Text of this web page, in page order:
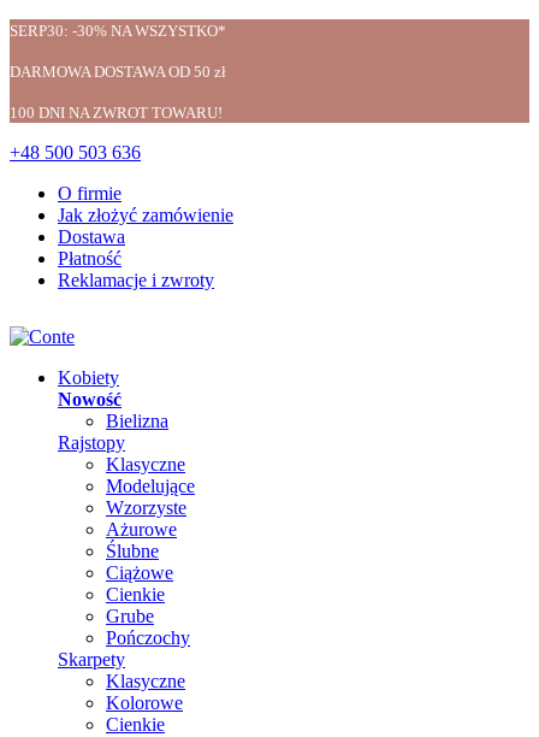
SERP30: -30% NA WSZYSTKO*
DARMOWA DOSTAWA OD 50 zł
100 DNI NA ZWROT TOWARU!
+48 500 503 636
O firmie
Jak złożyć zamówienie
Dostawa
Płatność
Reklamacje i zwroty
Kobiety
Nowość
Bielizna
Rajstopy
Klasyczne
Modelujące
Wzorzyste
Ażurowe
Ślubne
Ciążowe
Cienkie
Grube
Pończochy
Skarpety
Klasyczne
Kolorowe
Cienkie